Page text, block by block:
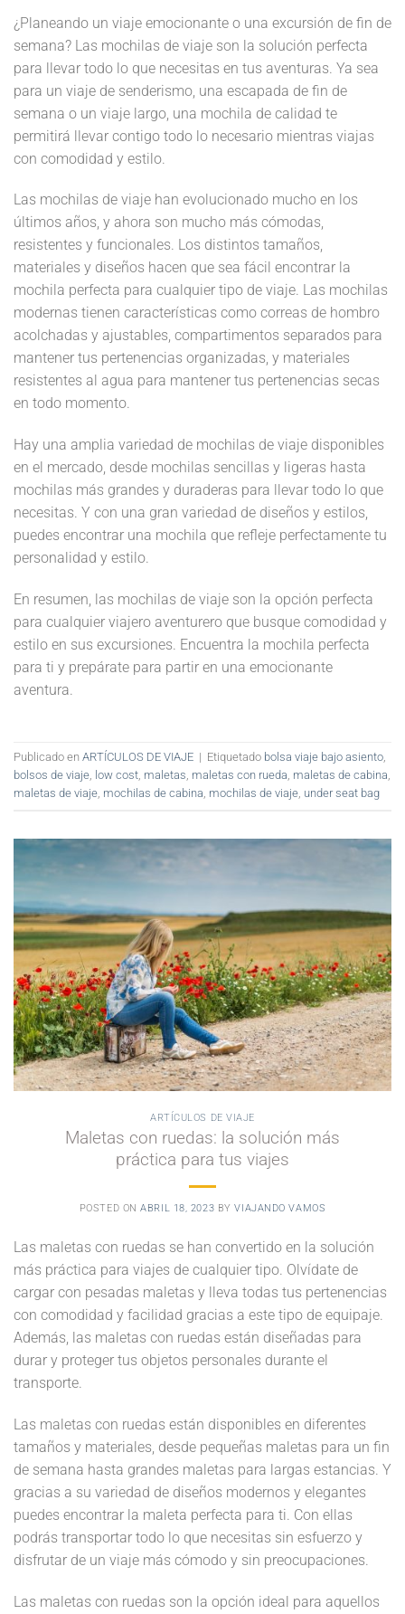
¿Planeando un viaje emocionante o una excursión de fin de
semana? Las mochilas de viaje son la solución perfecta
para llevar todo lo que necesitas en tus aventuras. Ya sea
para un viaje de senderismo, una escapada de fin de
semana o un viaje largo, una mochila de calidad te
permitirá llevar contigo todo lo necesario mientras viajas
con comodidad y estilo.
Las mochilas de viaje han evolucionado mucho en los
últimos años, y ahora son mucho más cómodas,
resistentes y funcionales. Los distintos tamaños,
materiales y diseños hacen que sea fácil encontrar la
mochila perfecta para cualquier tipo de viaje. Las mochilas
modernas tienen características como correas de hombro
acolchadas y ajustables, compartimentos separados para
mantener tus pertenencias organizadas, y materiales
resistentes al agua para mantener tus pertenencias secas
en todo momento.
Hay una amplia variedad de mochilas de viaje disponibles
en el mercado, desde mochilas sencillas y ligeras hasta
mochilas más grandes y duraderas para llevar todo lo que
necesitas. Y con una gran variedad de diseños y estilos,
puedes encontrar una mochila que refleje perfectamente tu
personalidad y estilo.
En resumen, las mochilas de viaje son la opción perfecta
para cualquier viajero aventurero que busque comodidad y
estilo en sus excursiones. Encuentra la mochila perfecta
para ti y prepárate para partir en una emocionante
aventura.
Publicado en ARTÍCULOS DE VIAJE | Etiquetado bolsa viaje bajo asiento,
bolsos de viaje, low cost, maletas, maletas con rueda, maletas de cabina,
maletas de viaje, mochilas de cabina, mochilas de viaje, under seat bag
ARTÍCULOS DE VIAJE
Maletas con ruedas: la solución más
práctica para tus viajes
POSTED ONABRIL 18, 2023 BYVIAJANDO VAMOS
Las maletas con ruedas se han convertido en la solución
más práctica para viajes de cualquier tipo. Olvídate de
cargar con pesadas maletas y lleva todas tus pertenencias
con comodidad y facilidad gracias a este tipo de equipaje.
Además, las maletas con ruedas están diseñadas para
durar y proteger tus objetos personales durante el
transporte.
Las maletas con ruedas están disponibles en diferentes
tamaños y materiales, desde pequeñas maletas para un fin
de semana hasta grandes maletas para largas estancias. Y
gracias a su variedad de diseños modernos y elegantes
puedes encontrar la maleta perfecta para ti. Con ellas
podrás transportar todo lo que necesitas sin esfuerzo y
disfrutar de un viaje más cómodo y sin preocupaciones.
Las maletas con ruedas son la opción ideal para aquellos